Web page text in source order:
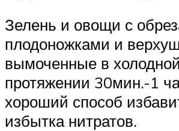
Зелень и овощи с
плодоножками и
вымоченные в
протяжении 30мин.-1
хороший способ
избытка нитратов.